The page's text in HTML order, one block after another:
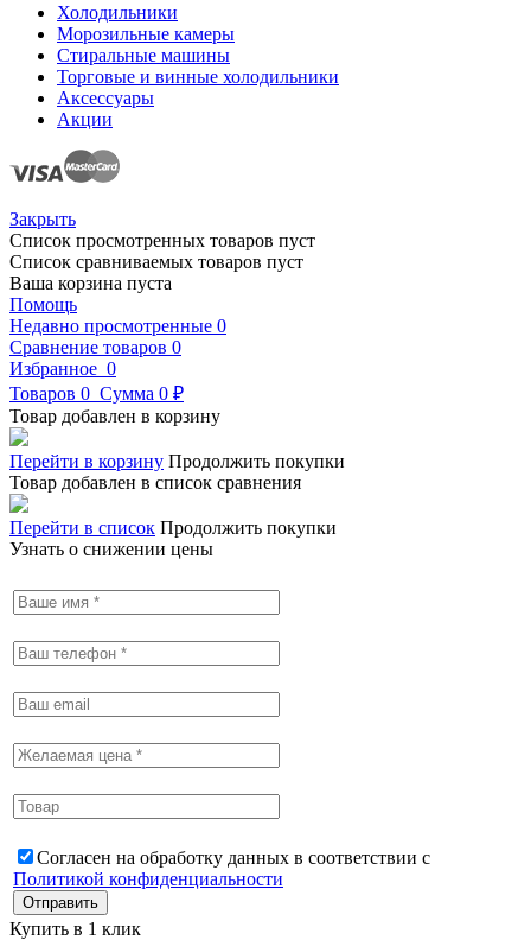
Холодильники
Морозильные камеры
Стиральные машины
Торговые и винные холодильники
Аксессуары
Акции
Закрыть
Список просмотренных товаров пуст
Список сравниваемых товаров пуст
Ваша корзина пуста
Помощь
Недавно просмотренные 0
Сравнение товаров 0
Избранное 0
Товаров 0 Сумма 0 ₽
Товар добавлен в корзину
Перейти в корзину Продолжить покупки
Товар добавлен в список сравнения
Перейти в список Продолжить покупки
Узнать о снижении цены
Согласен на обработку данных в соответствии с
Политикой конфиденциальности
Купить в 1 клик